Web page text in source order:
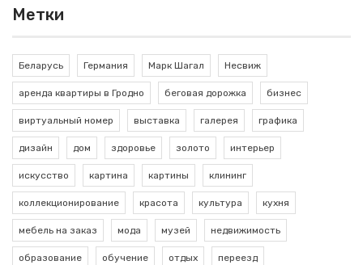
Метки
Беларусь Германия Марк Шагал Несвиж
аренда квартиры в Гродно беговая дорожка бизнес
виртуальный номер выставка галерея графика
дизайн дом здоровье золото интерьер
искусство картина картины клининг
коллекционирование красота культура кухня
мебель на заказ мода музей недвижимость
образование обучение отдых переезд